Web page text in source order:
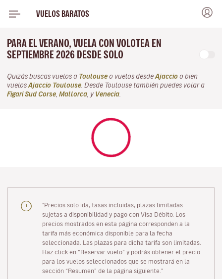
VUELOS BARATOS
PARA EL VERANO, VUELA CON VOLOTEA EN
SEPTIEMBRE 2026 DESDE SOLO
Quizás buscas vuelos a Toulouse o vuelos desde Ajaccio o bien
vuelos Ajaccio Toulouse . Desde Toulouse también puedes volar a
Figari Sud Corse Mallorca , y Venecia
"Precios solo ida, tasas incluidas, plazas limitadas
sujetas a disponibilidad y pago con Visa Débito. Los
precios mostrados en esta página corresponden a la
tarifa más económica disponible para la fecha
seleccionada. Las plazas para dicha tarifa son limitadas.
Haz click en “Reservar vuelo” y podrás obtener el precio
para los vuelos seleccionados que se mostrará en la
sección “Resumen” de la página siguiente."